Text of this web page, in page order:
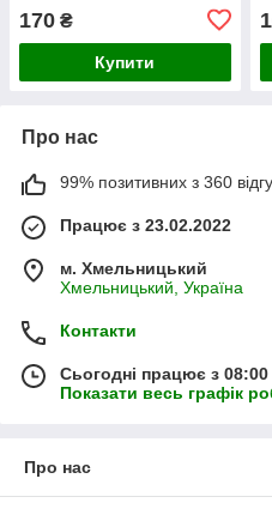
170 ₴
Купити
Про нас
99% позитивних з 360
Працює з 23.02.2022
м. Хмельницький
Хмельницький, Україна
Контакти
Сьогодні працює з
Показати весь графік
Про нас